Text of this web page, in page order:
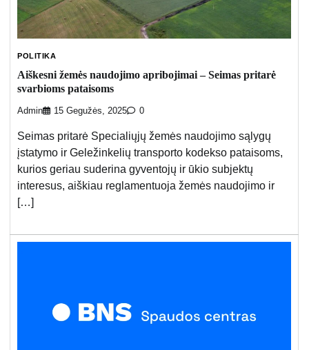
POLITIKA
Aiškesni žemės naudojimo apribojimai – Seimas pritarė
svarbioms pataisoms
Admin 15 Gegužės, 2025 0
Seimas pritarė Specialiųjų žemės naudojimo sąlygų
įstatymo ir Geležinkelių transporto kodekso pataisoms,
kurios geriau suderina gyventojų ir ūkio subjektų
interesus, aiškiau reglamentuoja žemės naudojimo ir
[…]